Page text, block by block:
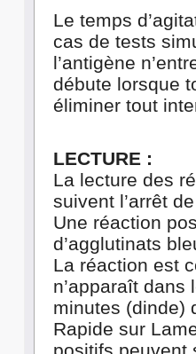
Le temps
cas de tests
l’antigène
débute lorsque
éliminer tout
LECTURE :
La lecture des
suivent l’arrêt
Une réaction
d’agglutinats
La réaction est
n’apparaît
minutes (dinde)
Rapide sur